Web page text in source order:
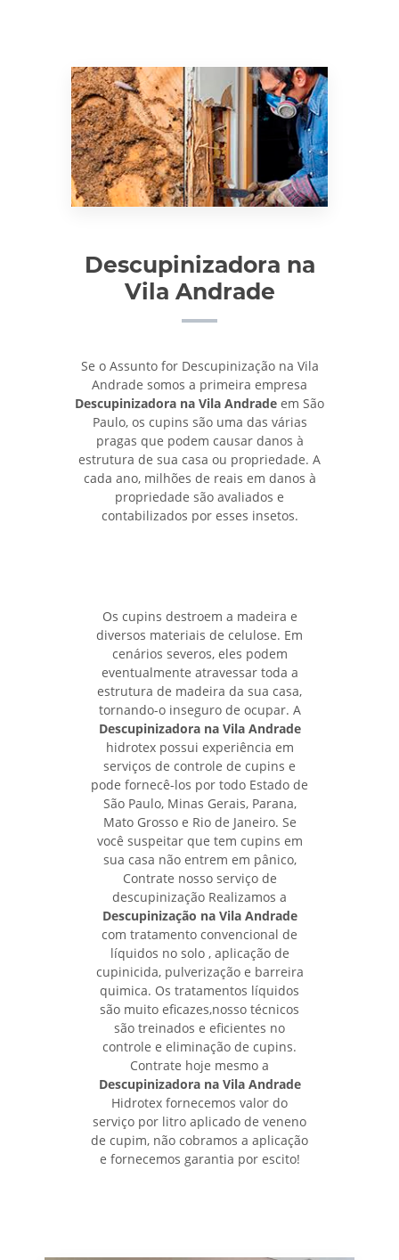
Descupinizadora na
Vila Andrade
Se o Assunto for Descupinização na Vila
Andrade somos a primeira empresa
Descupinizadora na Vila Andrade em São
Paulo, os cupins são uma das várias
pragas que podem causar danos à
estrutura de sua casa ou propriedade. A
cada ano, milhões de reais em danos à
propriedade são avaliados e
contabilizados por esses insetos.
Os cupins destroem a madeira e
diversos materiais de celulose. Em
cenários severos, eles podem
eventualmente atravessar toda a
estrutura de madeira da sua casa,
tornando-o inseguro de ocupar. A
Descupinizadora na Vila Andrade
hidrotex possui experiência em
serviços de controle de cupins e
pode fornecê-los por todo Estado de
São Paulo, Minas Gerais, Parana,
Mato Grosso e Rio de Janeiro. Se
você suspeitar que tem cupins em
sua casa não entrem em pânico,
Contrate nosso serviço de
descupinização Realizamos a
Descupinização na Vila Andrade
com tratamento convencional de
líquidos no solo , aplicação de
cupinicida, pulverização e barreira
quimica. Os tratamentos líquidos
são muito eficazes,nosso técnicos
são treinados e eficientes no
controle e eliminação de cupins.
Contrate hoje mesmo a
Descupinizadora na Vila Andrade
Hidrotex fornecemos valor do
serviço por litro aplicado de veneno
de cupim, não cobramos a aplicação
e fornecemos garantia por escito!